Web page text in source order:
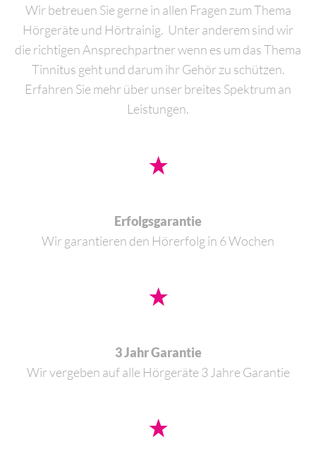
Wir betreuen Sie gerne in allen Fragen zum Thema
Hörgeräte und Hörtrainig. Unter anderem sind wir
die richtigen Ansprechpartner wenn es um das Thema
Tinnitus geht und darum ihr Gehör zu schützen.
Erfahren Sie mehr über unser breites Spektrum an
Leistungen.
Erfolgsgarantie
Wir garantieren den Hörerfolg in 6 Wochen
3 Jahr Garantie
Wir vergeben auf alle Hörgeräte 3 Jahre Garantie